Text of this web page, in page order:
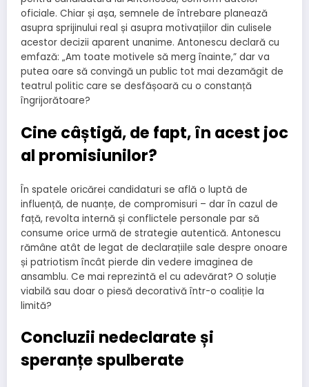
oficiale. Chiar și așa, semnele de întrebare planează
asupra sprijinului real și asupra motivațiilor din culisele
acestor decizii aparent unanime. Antonescu declară cu
emfază: „Am toate motivele să merg înainte,” dar va
putea oare să convingă un public tot mai dezamăgit de
teatrul politic care se desfășoară cu o constanță
îngrijorătoare?
Cine câștigă, de fapt, în acest joc
al promisiunilor?
În spatele oricărei candidaturi se află o luptă de
influență, de nuanțe, de compromisuri – dar în cazul de
față, revolta internă și conflictele personale par să
consume orice urmă de strategie autentică. Antonescu
rămâne atât de legat de declarațiile sale despre onoare
și patriotism încât pierde din vedere imaginea de
ansamblu. Ce mai reprezintă el cu adevărat? O soluție
viabilă sau doar o piesă decorativă într-o coaliție la
limită?
Concluzii nedeclarate și
speranțe spulberate